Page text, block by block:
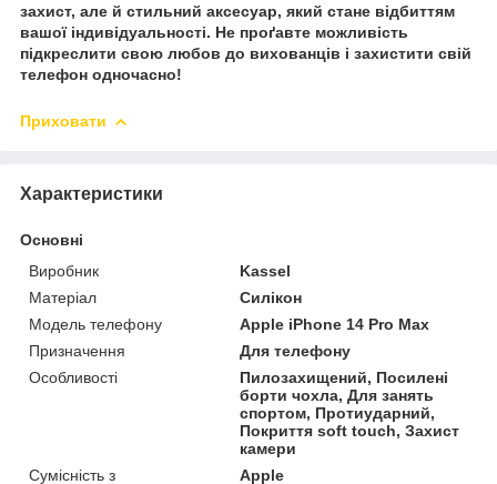
захист, але й стильний аксесуар, який стане відбиттям
вашої індивідуальності. Не проґавте можливість
підкреслити свою любов до вихованців і захистити свій
телефон одночасно!
Приховати
Характеристики
Основні
Виробник
Kassel
Матеріал
Силікон
Модель телефону
Apple iPhone 14 Pro Max
Призначення
Для телефону
Особливості
Пилозахищений, Посилені
борти чохла, Для занять
спортом, Протиударний,
Покриття soft touch, Захист
камери
Сумісність з
Apple